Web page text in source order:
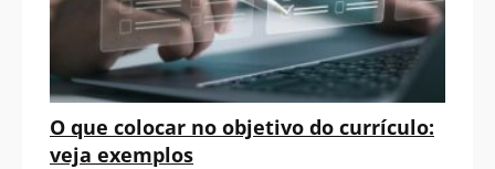
O que colocar no objetivo do currículo:
veja exemplos